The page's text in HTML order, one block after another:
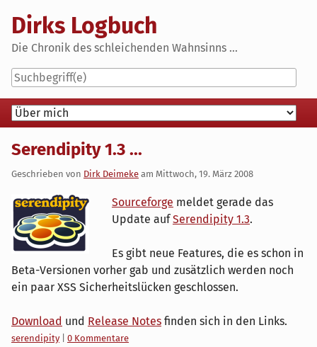
content
Dirks Logbuch
Die Chronik des schleichenden Wahnsinns ...
Navigation
Serendipity 1.3 ...
Geschrieben von Dirk Deimeke am Mittwoch, 19. März 2008
Sourceforge meldet gerade das
Update aufSerendipity 1.3.
Es gibt neue Features, die es schon in
Beta-Versionen vorher gab und zusätzlich werden noch
ein paar XSS Sicherheitslücken geschlossen.
Download und Release Notes finden sich in den Links.
Kategorien:
serendipity| 0 Kommentare